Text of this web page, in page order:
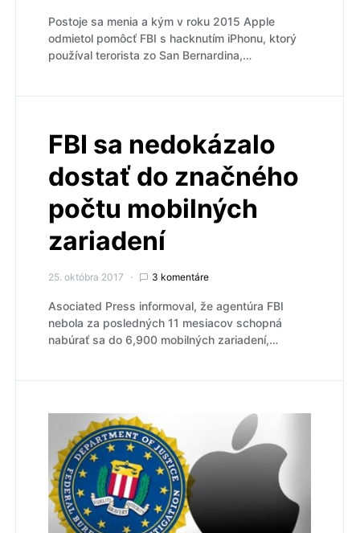
Postoje sa menia a kým v roku 2015 Apple
odmietol pomôcť FBI s hacknutím iPhonu, ktorý
používal terorista zo San Bernardina,…
FBI sa nedokázalo
dostať do značného
počtu mobilných
zariadení
25. októbra 2017 3 komentáre
Asociated Press informoval, že agentúra FBI
nebola za posledných 11 mesiacov schopná
nabúrať sa do 6,900 mobilných zariadení,…